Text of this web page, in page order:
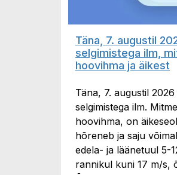
Täna, 7. augustil
selgimistega ilm,
hoovihma ja äikest
Täna, 7. augustil
selgimistega ilm.
hoovihma, on
hõreneb ja saju
edela- ja läänetuul 5-
rannikul kuni 17 m/s,